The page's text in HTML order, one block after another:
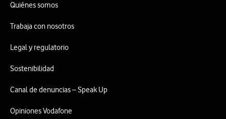
Quiénes somos
Trabaja con nosotros
Legal y regulatorio
Sostenibilidad
Canal de denuncias – Speak Up
Opiniones Vodafone